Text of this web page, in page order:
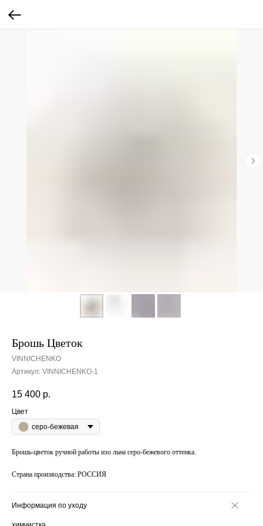
Брошь Цветок
VINNICHENKO
Артикул: VINNICHENKO-1
15 400 р.
Цвет
серо-бежевая
Брошь-цветок ручной работы изо льна серо-бежевого оттенка.
Страна производства: РОССИЯ
Информация по уходу